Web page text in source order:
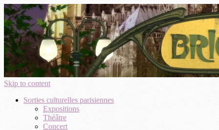
Skip to content
Sorties culturelles parisiennes
Expositions
Théâtre
Concert